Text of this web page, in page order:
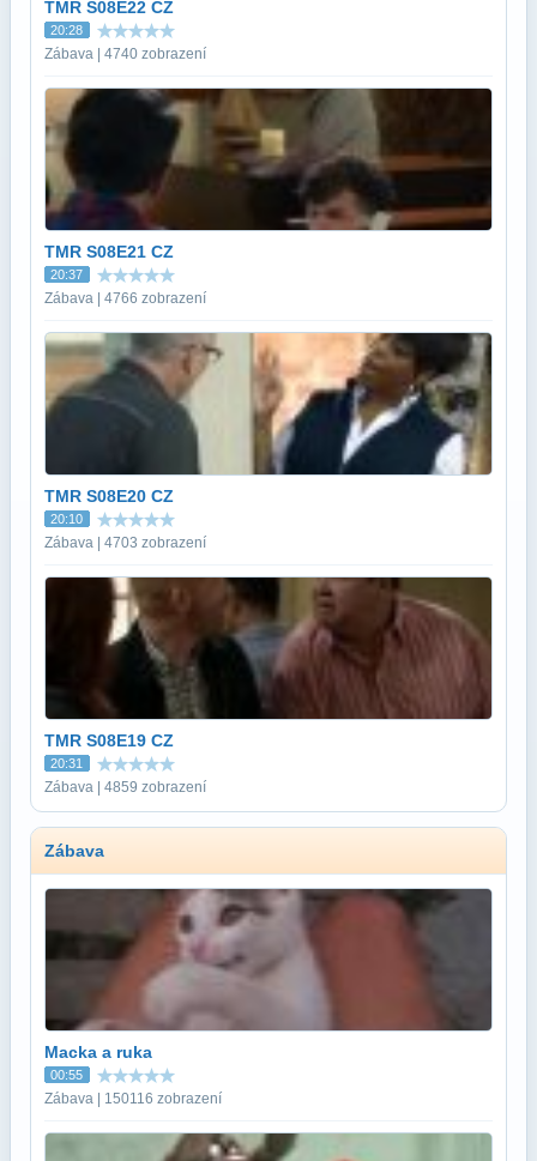
TMR S08E22 CZ
20:28
Zábava | 4740 zobrazení
TMR S08E21 CZ
20:37
Zábava | 4766 zobrazení
TMR S08E20 CZ
20:10
Zábava | 4703 zobrazení
TMR S08E19 CZ
20:31
Zábava | 4859 zobrazení
Zábava
Macka a ruka
00:55
Zábava | 150116 zobrazení